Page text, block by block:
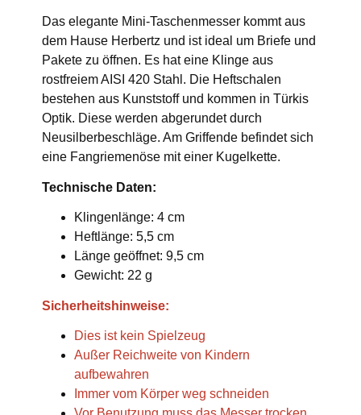
Das elegante Mini-Taschenmesser kommt aus
dem Hause Herbertz und ist ideal um Briefe und
Pakete zu öffnen. Es hat eine Klinge aus
rostfreiem AISI 420 Stahl. Die Heftschalen
bestehen aus Kunststoff und kommen in Türkis
Optik. Diese werden abgerundet durch
Neusilberbeschläge. Am Griffende befindet sich
eine Fangriemenöse mit einer Kugelkette.
Technische Daten:
Klingenlänge: 4 cm
Heftlänge: 5,5 cm
Länge geöffnet: 9,5 cm
Gewicht: 22 g
Sicherheitshinweise:
Dies ist kein Spielzeug
Außer Reichweite von Kindern
aufbewahren
Immer vom Körper weg schneiden